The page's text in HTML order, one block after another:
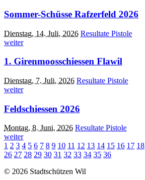
Sommer-Schüsse Rafzerfeld 2026
Dienstag, 14. Juli, 2026 Resultate Pistole
weiter
1. Girenmoosschiessen Flawil
Dienstag, 7. Juli, 2026 Resultate Pistole
weiter
Feldschiessen 2026
Montag, 8. Juni, 2026 Resultate Pistole
weiter
1 2 3 4 5 6 7 8 9 10 11 12 13 14 15 16 17 18
26 27 28 29 30 31 32 33 34 35 36
© 2026 Stadtschützen Wil